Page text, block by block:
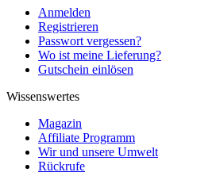
Anmelden
Registrieren
Passwort vergessen?
Wo ist meine Lieferung?
Gutschein einlösen
Wissenswertes
Magazin
Affiliate Programm
Wir und unsere Umwelt
Rückrufe